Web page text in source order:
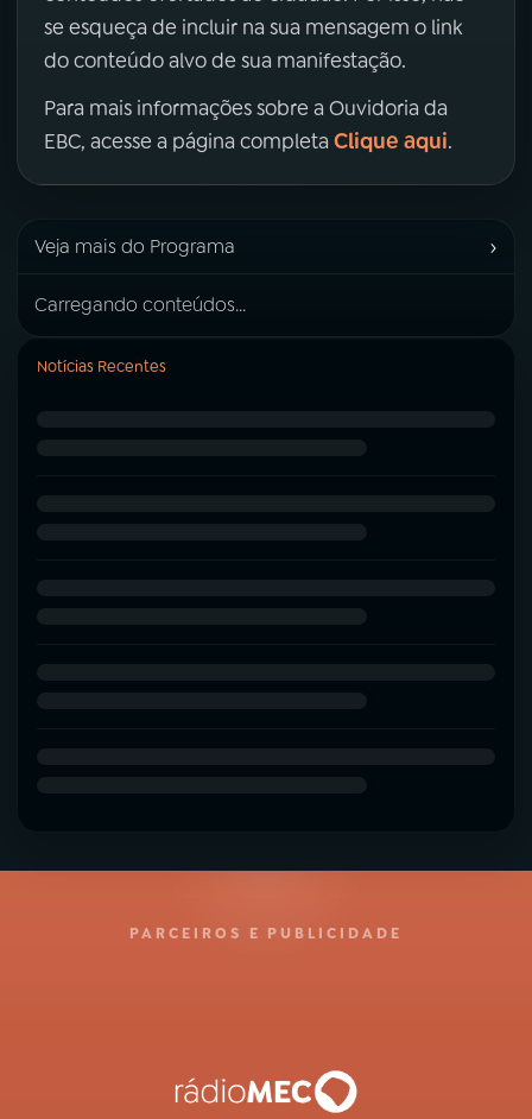
se esqueça de incluir na sua mensagem o link
do conteúdo alvo de sua manifestação.
Para mais informações sobre a Ouvidoria da
EBC, acesse a página completa Clique aqui.
Veja mais do Programa ›
Carregando conteúdos...
Notícias Recentes
PARCEIROS E PUBLICIDADE